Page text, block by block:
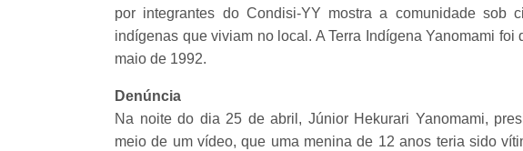
por integrantes do Condisi-YY mostra a comunidade sob
indígenas que viviam no local. A Terra Indígena Yanomami
maio de 1992.
Denúncia
Na noite do dia 25 de abril, Júnior Hekurari Yanomami,
meio de um vídeo, que uma menina de 12 anos teria sido